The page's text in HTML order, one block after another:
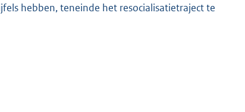
hebben, teneinde het resocialisatietraject te